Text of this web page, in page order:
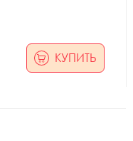
КУПИТЬ